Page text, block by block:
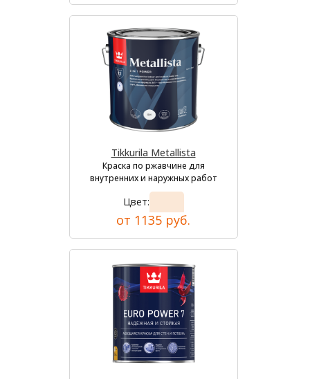
Tikkurila Metallista
Краска по ржавчине для
внутренних и наружных работ
Цвет:
от 1135 руб.